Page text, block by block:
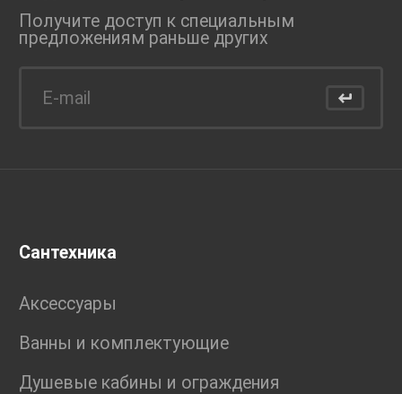
Получите доступ к специальным
предложениям раньше других
Сантехника
Аксессуары
Ванны и комплектующие
Душевые кабины и ограждения